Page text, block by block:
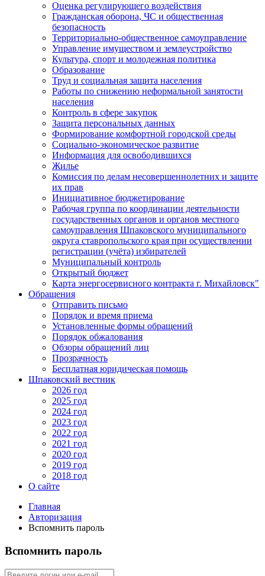
Оценка регулирующего воздействия
Гражданская оборона, ЧС и общественная
безопасность
Территориально-общественное самоуправление
Управление имуществом и землеустройство
Культура, спорт и молодежная политика
Образование
Труд и социальная защита населения
Работы по снижению неформальной занятости
населения
Контроль в сфере закупок
Защита персональных данных
Формирование комфортной городской среды
Социально-экономическое развитие
Информация для освободившихся
Жилье
Комиссия по делам несовершеннолетних и защите
их прав
Инициативное бюджетирование
Рабочая группа по координации деятельности
государственных органов и органов местного
самоуправления Шпаковского муниципального
округа ставропольского края при осуществлении
регистрации (учёта) избирателей
Муниципальный контроль
Открытый бюджет
Карта энергосервисного контракта г. Михайловск"
Обращения
Отправить письмо
Порядок и время приема
Установленные формы обращений
Порядок обжалования
Обзоры обращений лиц
Прозрачность
Бесплатная юридическая помощь
Шпаковский вестник
2026 год
2025 год
2024 год
2023 год
2022 год
2021 год
2020 год
2019 год
2018 год
О сайте
Главная
Авторизация
Вспомнить пароль
Вспомнить пароль